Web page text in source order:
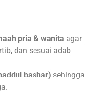
pria & wanita agar
dan sesuai adab
bashar) sehingga